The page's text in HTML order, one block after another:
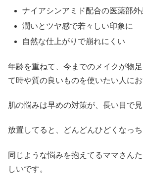
ナイアシンアミド配合の医薬部外
潤いとツヤ感で若々しい印象に
自然な仕上がりで崩れにくい
年齢を重ねて、今までのメイクが物
て時や質の良いものを使いたい人に
肌の悩みは早めの対策が、長い目で見
放置してると、どんどんひどくなっち
同じような悩みを抱えてるママさん
しいです。